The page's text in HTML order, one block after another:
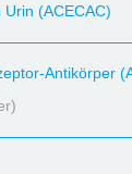
(ACECAC)
Antikörper